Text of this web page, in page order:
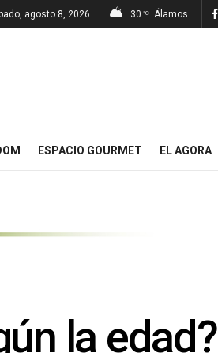
agosto 8, 2026 30 °C Álamos
ESPACIO GOURMET EL AGORA
la edad?